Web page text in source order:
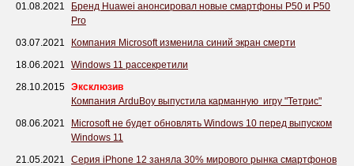
01.08.2021
Бренд Huawei анонсировал новые смартфоны P50 и P50
Pro
03.07.2021
Компания Microsoft изменила синий экран смерти
18.06.2021
Windows 11 рассекретили
28.10.2015 Эксклюзив
Компания ArduBoy выпустила карманную игру "Тетрис"
08.06.2021
Microsoft не будет обновлять Windows 10 перед выпуском
Windows 11
21.05.2021
Серия iPhone 12 заняла 30% мирового рынка смартфонов